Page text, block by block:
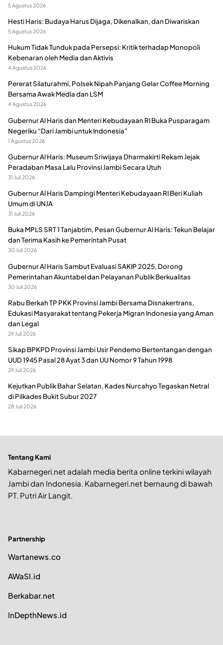
5 Agustus 2026
Hesti Haris: Budaya Harus Dijaga, Dikenalkan, dan Diwariskan
5 Agustus 2026
Hukum Tidak Tunduk pada Persepsi: Kritik terhadap Monopoli
Kebenaran oleh Media dan Aktivis
4 Agustus 2026
Pererat Silaturahmi, Polsek Nipah Panjang Gelar Coffee Morning
Bersama Awak Media dan LSM
4 Agustus 2026
Gubernur Al Haris dan Menteri Kebudayaan RI Buka Pusparagam
Negeriku “Dari Jambi untuk Indonesia”
1 Agustus 2026
Gubernur Al Haris: Museum Sriwijaya Dharmakirti Rekam Jejak
Peradaban Masa Lalu Provinsi Jambi Secara Utuh
31 Juli 2026
Gubernur Al Haris Dampingi Menteri Kebudayaan RI Beri Kuliah
Umum di UNJA
31 Juli 2026
Buka MPLS SRT 1 Tanjabtim, Pesan Gubernur Al Haris: Tekun Belajar
dan Terima Kasih ke Pemerintah Pusat
30 Juli 2026
Gubernur Al Haris Sambut Evaluasi SAKIP 2025, Dorong
Pemerintahan Akuntabel dan Pelayanan Publik Berkualitas
30 Juli 2026
Rabu Berkah TP PKK Provinsi Jambi Bersama Disnakertrans,
Edukasi Masyarakat tentang Pekerja Migran Indonesia yang Aman
dan Legal
29 Juli 2026
Sikap BPKPD Provinsi Jambi Usir Pendemo Bertentangan dengan
UUD 1945 Pasal 28 Ayat 3 dan UU Nomor 9 Tahun 1998
29 Juli 2026
Kejutkan Publik Bahar Selatan, Kades Nurcahyo Tegaskan Netral
di Pilkades Bukit Subur 2027
28 Juli 2026
Tentang Kami
Kabarnegeri.net adalah media berita online terkini wilayah
Jambi dan Indonesia. Kabarnegeri.net bernaung di bawah
PT. Putri Air Langit.
Partnership
Wartanews.co
AWaSI.id
Berkabar.net
InDepthNews.id